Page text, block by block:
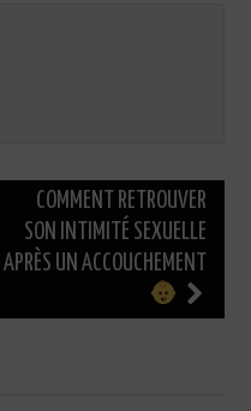
COMMENT RETROUVER
SON INTIMITÉ SEXUELLE
APRÈS UN ACCOUCHEMENT